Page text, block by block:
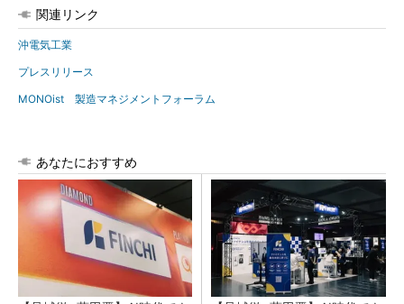
関連リンク
沖電気工業
プレスリリース
MONOist 製造マネジメントフォーラム
あなたにおすすめ